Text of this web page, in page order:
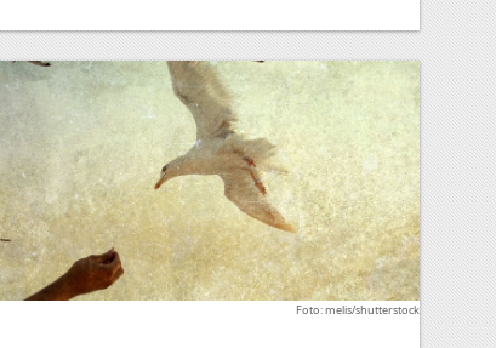
Foto: melis/shutterstock